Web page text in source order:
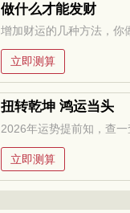
做什么才能发财
增加财运的几种方法，你
立即测算
扭转乾坤 鸿运当头
2026年运势提前知，查
立即测算